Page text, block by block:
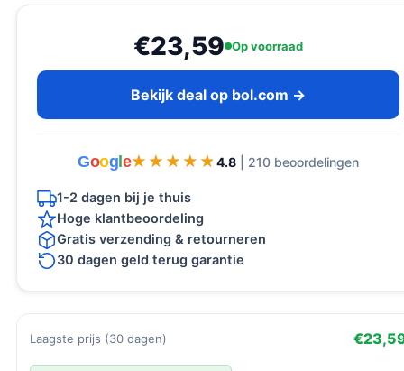
€23,59 Op voorraad
Bekijk deal op bol.com →
Goog e★★★★★
★★★★★ 4.8 | 210 beoordelingen
1-2 dagen bij je thuis
Hoge klantbeoordeling
Gratis verzending & retourneren
30 dagen geld terug garantie
Laagste prijs (30 dagen)